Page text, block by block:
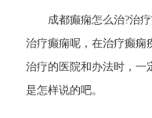
成都癫痫怎么治?治疗
治疗癫痫呢，在治疗癫痫
治疗的医院和办法时，一
是怎样说的吧。